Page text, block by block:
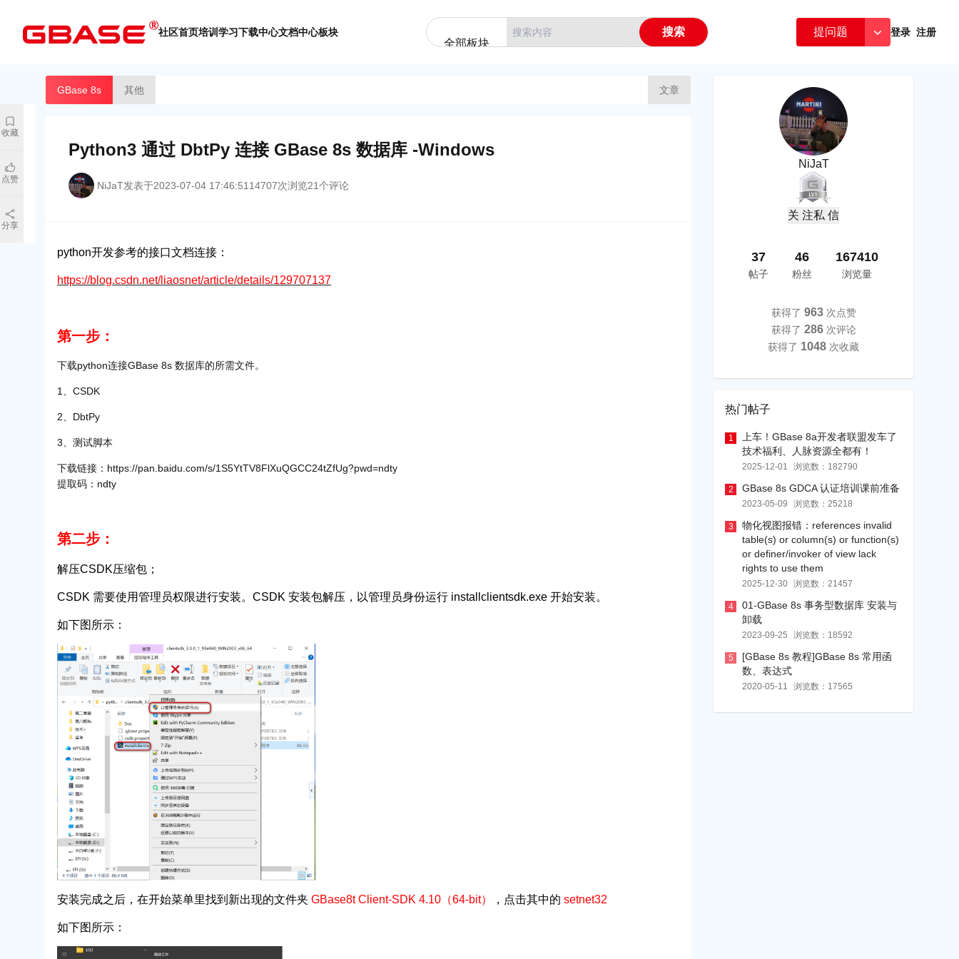
社区首页培训学习下载中心文档中心板块
全部板块
搜索 提问题 登录 注册
GBase 8s 其他 文章
收藏
点赞
分享
Python3 通过 DbtPy 连接 GBase 8s 数据库 -Windows
NiJaT发表于2023-07-04 17:46:51 14707次浏览21个评论
python开发参考的接口文档连接：
https://blog.csdn.net/liaosnet/article/details/129707137
第一步：
下载python连接GBase 8s 数据库的所需文件。
1、CSDK
2、DbtPy
3、测试脚本
下载链接：https://pan.baidu.com/s/1S5YtTV8FlXuQGCC24tZfUg?pwd=ndty
提取码：ndty
第二步：
解压CSDK压缩包；
CSDK 需要使用管理员权限进行安装。CSDK 安装包解压，以管理员身份运行 installclientsdk.exe 开始安装。
如下图所示：
安装完成之后，在开始菜单里找到新出现的文件夹 GBase8t Client-SDK 4.10（64-bit） ，点击其中的 setnet32
如下图所示：
NiJaT
关 注私 信
37
帖子
46
粉丝
167410
浏览量
获得了 963 次点赞
获得了 286 次评论
获得了 1048 次收藏
热门帖子
1
上车！GBase 8a开发者联盟发车了
技术福利、人脉资源全都有！
2025-12-01 浏览数： 182790
2 GBase 8s GDCA 认证培训课前准备
2023-05-09 浏览数： 25218
3
物化视图报错：references invalid
table(s) or column(s) or function(s)
or definer/invoker of view lack
rights to use them
2025-12-30 浏览数： 21457
4
01-GBase 8s 事务型数据库 安装与
卸载
2023-09-25 浏览数： 18592
5
[GBase 8s 教程]GBase 8s 常用函
数、表达式
2020-05-11 浏览数： 17565